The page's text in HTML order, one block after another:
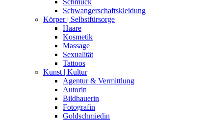
Schmuck
Schwangerschaftskleidung
Körper | Selbstfürsorge
Haare
Kosmetik
Massage
Sexualität
Tattoos
Kunst | Kultur
Agentur & Vermittlung
Autorin
Bildhauerin
Fotografin
Goldschmiedin